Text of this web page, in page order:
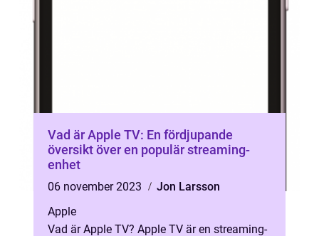
Vad är Apple TV: En fördjupande
översikt över en populär streaming-
enhet
06 november 2023
Jon Larsson
Apple
Vad är Apple TV? Apple TV är en streaming-